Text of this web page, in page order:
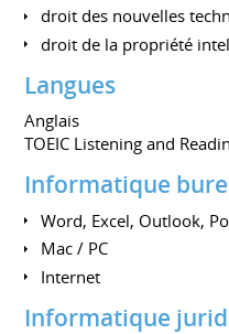
droit des nouvelles
droit de la propriété
Langues
Anglais
TOEIC Listening and
Informatique
Word, Excel, Outlook,
Mac / PC
Internet
Informatique